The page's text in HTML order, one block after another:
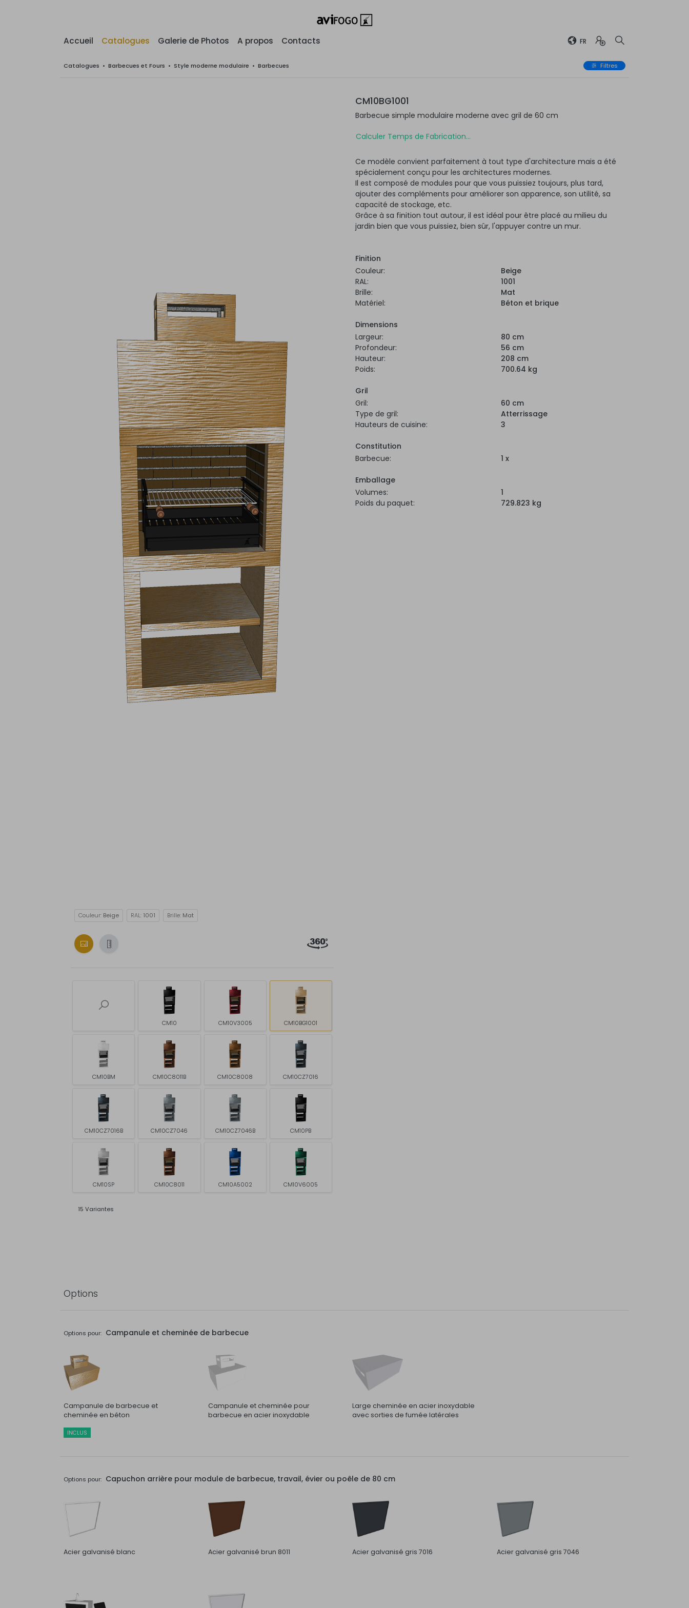
Accueil Catalogues Galerie de Photos A propos Contacts FR
Catalogues • Barbecues et Fours • Style moderne modulaire • Barbecues Filtres
Couleur: Beige RAL: 1001 Brille: Mat
CM10 CM10V3005 CM10BG1001
CM10BM CM10C8011B CM10C8008 CM10CZ7016
CM10CZ7016B CM10CZ7046 CM10CZ7046B CM10PB
CM10SP CM10C8011 CM10A5002 CM10V6005
15 Variantes
CM10BG1001
Barbecue simple modulaire moderne avec gril de 60 cm
Calculer Temps de Fabrication...
Ce modèle convient parfaitement à tout type d'architecture mais a été
spécialement conçu pour les architectures modernes.
Il est composé de modules pour que vous puissiez toujours, plus tard,
ajouter des compléments pour améliorer son apparence, son utilité, sa
capacité de stockage, etc.
Grâce à sa finition tout autour, il est idéal pour être placé au milieu du
jardin bien que vous puissiez, bien sûr, l'appuyer contre un mur.
Finition
Couleur:
Beige
RAL:
1001
Brille:
Mat
Matériel:
Béton et brique
Dimensions
Largeur:
80 cm
Profondeur:
56 cm
Hauteur:
208 cm
Poids:
700.64 kg
Gril
Gril:
60 cm
Type de gril:
Atterrissage
Hauteurs de cuisine:
3
Constitution
Barbecue:
1 x
Emballage
Volumes:
1
Poids du paquet:
729.823 kg
Options
Options pour: Campanule et cheminée de barbecue
Campanule de barbecue et
cheminée en béton
INCLUS
Campanule et cheminée pour
barbecue en acier inoxydable
Large cheminée en acier inoxydable
avec sorties de fumée latérales
Options pour: Capuchon arrière pour module de barbecue, travail, évier ou poêle de 80 cm
Acier galvanisé blanc Acier galvanisé brun 8011 Acier galvanisé gris 7016 Acier galvanisé gris 7046